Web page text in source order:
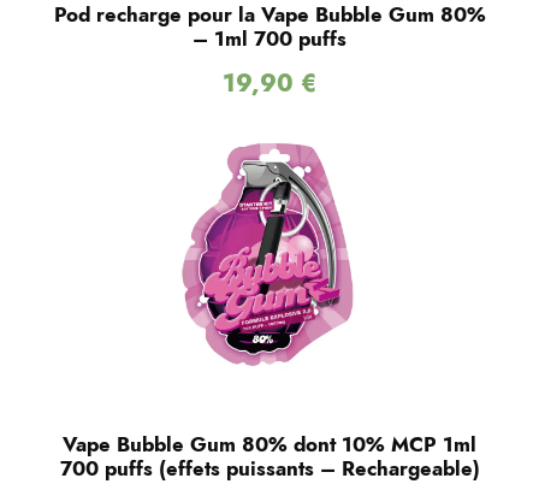
Pod recharge pour la Vape Bubble Gum 80%
– 1ml 700 puffs
19,90 €
Vape Bubble Gum 80% dont 10% MCP 1ml
700 puffs (effets puissants – Rechargeable)